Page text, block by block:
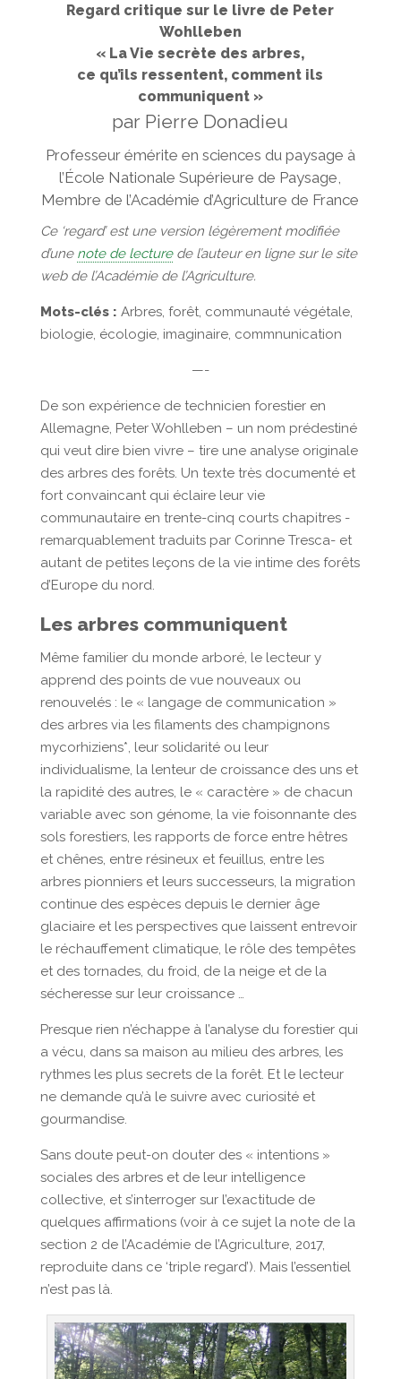
Regard critique sur le livre de Peter
Wohlleben
« La Vie secrète des arbres,
ce qu’ils ressentent, comment ils
communiquent »
par Pierre Donadieu
Professeur émérite en sciences du paysage à
l’École Nationale Supérieure de Paysage,
Membre de l’Académie d’Agriculture de France
Ce ‘regard’ est une version légèrement modifiée
d’une note de lecturede l’auteur en ligne sur le site
web de l’Académie de l’Agriculture.
Mots-clés : Arbres, forêt, communauté végétale,
biologie, écologie, imaginaire, commnunication
—-
De son expérience de technicien forestier en
Allemagne, Peter Wohlleben – un nom prédestiné
qui veut dire bien vivre – tire une analyse originale
des arbres des forêts. Un texte très documenté et
fort convaincant qui éclaire leur vie
communautaire en trente-cinq courts chapitres -
remarquablement traduits par Corinne Tresca- et
autant de petites leçons de la vie intime des forêts
d’Europe du nord.
Les arbres communiquent
Même familier du monde arboré, le lecteur y
apprend des points de vue nouveaux ou
renouvelés : le « langage de communication »
des arbres via les filaments des champignons
mycorhiziens*, leur solidarité ou leur
individualisme, la lenteur de croissance des uns et
la rapidité des autres, le « caractère » de chacun
variable avec son génome, la vie foisonnante des
sols forestiers, les rapports de force entre hêtres
et chênes, entre résineux et feuillus, entre les
arbres pionniers et leurs successeurs, la migration
continue des espèces depuis le dernier âge
glaciaire et les perspectives que laissent entrevoir
le réchauffement climatique, le rôle des tempêtes
et des tornades, du froid, de la neige et de la
sécheresse sur leur croissance …
Presque rien n’échappe à l’analyse du forestier qui
a vécu, dans sa maison au milieu des arbres, les
rythmes les plus secrets de la forêt. Et le lecteur
ne demande qu’à le suivre avec curiosité et
gourmandise.
Sans doute peut-on douter des « intentions »
sociales des arbres et de leur intelligence
collective, et s’interroger sur l’exactitude de
quelques affirmations (voir à ce sujet la note de la
section 2 de l’Académie de l’Agriculture, 2017,
reproduite dans ce ‘triple regard’). Mais l’essentiel
n’est pas là.